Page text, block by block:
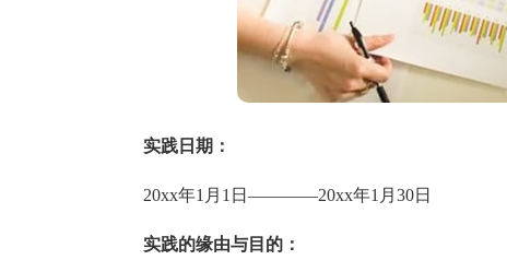
实践日期：
20xx年1月1日————20xx年1月30日
实践的缘由与目的：